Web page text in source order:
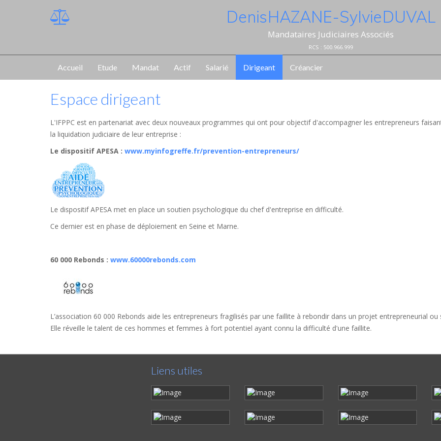
Denis HAZANE - Sylvie DUVAL
Mandataires Judiciaires Associés
RCS : 500.966.999
Accueil Etude Mandat Actif Salarié Dirigeant Créancier
Espace dirigeant
L'IFPPC est en partenariat avec deux nouveaux programmes qui ont pour objectif d'accompagner les entrepreneurs
la liquidation judiciaire de leur entreprise :
Le dispositif APESA : www.myinfogreffe.fr/prevention-entrepreneurs/
Le dispositif APESA met en place un soutien psychologique du chef d'entreprise en difficulté.
Ce dernier est en phase de déploiement en Seine et Marne.
60 000 Rebonds : www.60000rebonds.com
L’association 60 000 Rebonds aide les entrepreneurs fragilisés par une faillite à rebondir dans un projet entrepreneurial ou
Elle réveille le talent de ces hommes et femmes à fort potentiel ayant connu la difficulté d'une faillite.
Liens utiles